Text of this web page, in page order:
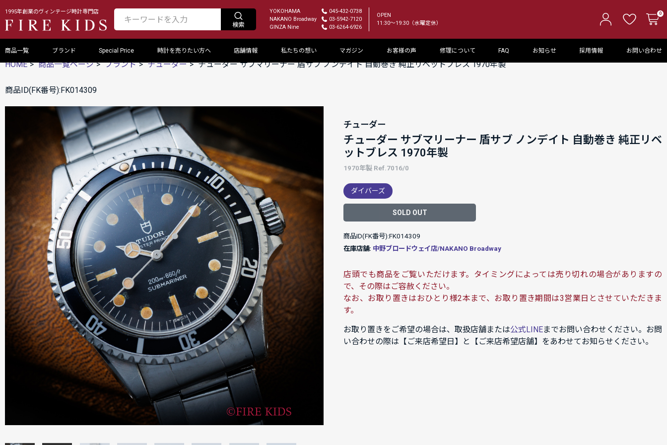
1995年創業のヴィンテージ時計専門店 YOKOHAMA
045-432-0738
NAKANO Broadway
03-5942-7120
GINZA Nine
03-6264-6926
OPEN
11:30～19:30（水曜定休）
0
商品一覧 ブランド Special Price 時計を売りたい方へ 店舗情報 私たちの想い マガジン お客様の声 修理について FAQ お知らせ 採用情報 お問い合わせ
HOME 商品一覧ページ ブランド チューダー チューダー サブマリーナー 盾サブ ノンデイト 自動巻き 純正リベットブレス 1970年製
商品ID(FK番号):FK014309
チューダー
チューダー サブマリーナー 盾サブ ノンデイト 自動巻き 純正リベ
ットブレス 1970年製
1970年製 Ref.7016/0
ダイバーズ
SOLD OUT
商品ID(FK番号):FK014309
在庫店舗: 中野ブロードウェイ店/NAKANO Broadway
店頭でも商品をご覧いただけます。タイミングによっては売り切れの場合がありますの
で、その際はご容赦ください。
なお、お取り置きはおひとり様2本まで、お取り置き期間は3営業日とさせていただきま
す。
お取り置きをご希望の場合は、取扱店舗または公式LINEまでお問い合わせください。お問
い合わせの際は【ご来店希望日】と【ご来店希望店舗】をあわせてお知らせください。